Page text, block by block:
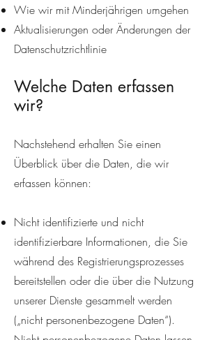
Wie wir mit Minderjährigen umgehen
Aktualisierungen oder Änderungen der
Datenschutzrichtlinie
Welche Daten erfassen
wir?
Nachstehend erhalten Sie einen
Überblick über die Daten, die wir
erfassen können:
Nicht identifizierte und nicht
identifizierbare Informationen, die Sie
während des Registrierungsprozesses
bereitstellen oder die über die Nutzung
unserer Dienste gesammelt werden
(„nicht personenbezogene Daten“).